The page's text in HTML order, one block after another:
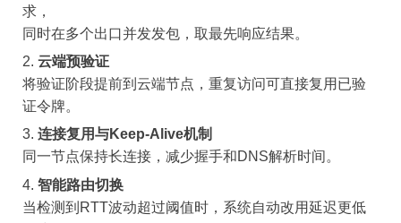
求，
同时在多个出口并发发包，取最先响应结果。
云端预验证
将验证阶段提前到云端节点，重复访问可直接复用已验
证令牌。
连接复用与Keep-Alive机制
同一节点保持长连接，减少握手和DNS解析时间。
智能路由切换
当检测到RTT波动超过阈值时，系统自动改用延迟更低